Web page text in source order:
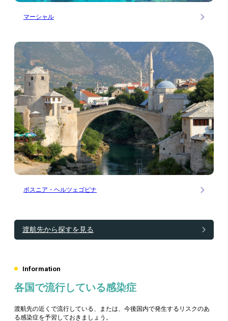
マーシャル
ボスニア・ヘルツェゴビナ
渡航先から探すを見る
Information
各国で流行している感染症
渡航先の近くで流行している、または、今後国内で発生するリスクのあ
る感染症を予習しておきましょう。